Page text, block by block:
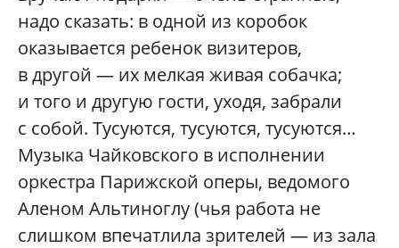
надо сказать: в одной из коробок
оказывается ребенок визитеров,
в другой — их мелкая живая собачка;
и того и другую гости, уходя, забрали
с собой. Тусуются, тусуются, тусуются…
Музыка Чайковского в исполнении
оркестра Парижской оперы, ведомого
Аленом Альтиноглу (чья работа не
слишком впечатлила зрителей — из зала